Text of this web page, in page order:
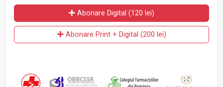
Abonare Digital (120 lei)
Abonare Print + Digital (200 lei)